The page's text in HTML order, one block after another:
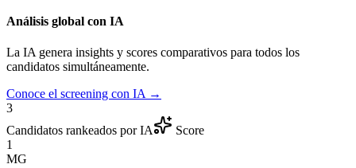
liderazgo probado y alineación salarial dentro del rango.
Deep InsightsBETA
Patrones detectados
Análisis global con IA
La IA genera insights y scores comparativos para todos los
candidatos simultáneamente.
Conoce el screening con IA →
3
Candidatos rankeados por IA
Score
1
MG